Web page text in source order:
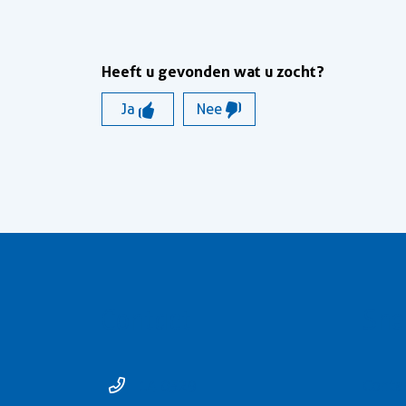
Heeft u gevonden wat u zocht?
Ja Nee